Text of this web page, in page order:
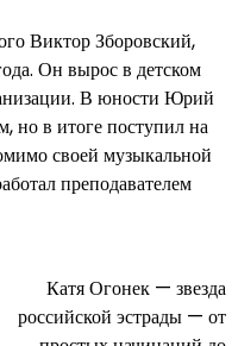
Виктор Зборовский,
Он вырос в детском
В юности Юрий
но в итоге поступил на
своей музыкальной
преподавателем
Катя Огонек — звезда
российской эстрады — от